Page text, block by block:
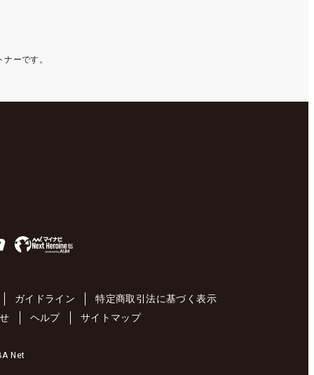
ーです。
ガイドライン
特定商取引法に基づく表示
ヘルプ サイトマップ
Net